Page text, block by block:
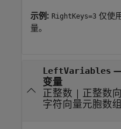
示例: RightKeys=3 仅使
量。
LeftVariables
变量
正整数 | 正整数
字符向量元胞数组